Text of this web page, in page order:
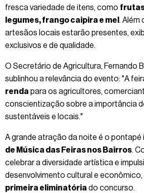
fresca variedade de itens, como
legumes, frango caipira e mel . Além
artesãos locais estarão presentes,
exclusivos e de qualidade.
O Secretário de Agricultura, Fernando
sublinhou a relevância do evento: "A
renda para os agricultores,
conscientização sobre a importância
sustentáveis e locais."
A grande atração da noite é o pontapé
de Música das Feiras nos Bairros.
celebrar a diversidade artística e
desenvolvimento cultural e
primeira eliminatória do concurso.